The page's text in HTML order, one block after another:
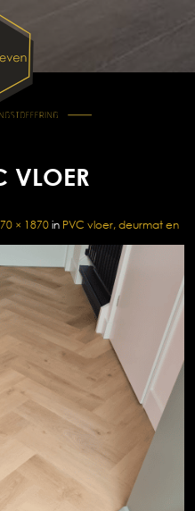
VLOER
× 1870in PVC vloer, deurmat en